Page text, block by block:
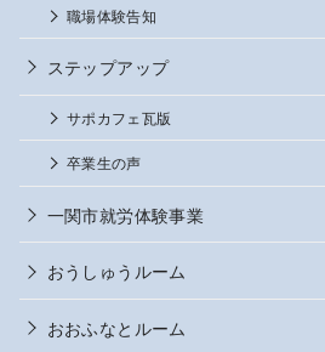
職場体験告知
ステップアップ
サポカフェ瓦版
卒業生の声
一関市就労体験事業
おうしゅうルーム
おおふなとルーム